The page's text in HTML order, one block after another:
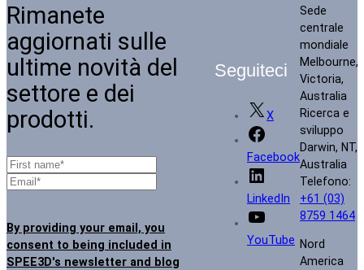
Rimanete
aggiornati sulle
ultime novità del
settore e dei
prodotti.
By providing your email, you
consent to being included in
SPEE3D's newsletter and blog
Seguiteci
X
Facebook
LinkedIn
YouTube
Sede
centrale
mondiale
Melbourne,
Victoria,
Australia
Ricerca e
sviluppo
Darwin, NT,
Australia
Telefono:
+61 (03)
8759 1464
Nord
America